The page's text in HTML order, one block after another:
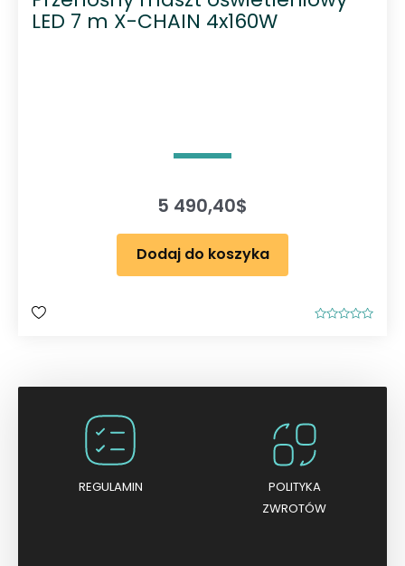
LED 7 m X-CHAIN 4x160W
n
a
5
5 490,40$
Dodaj do koszyka
REGULAMIN
POLITYKA
ZWROTÓW